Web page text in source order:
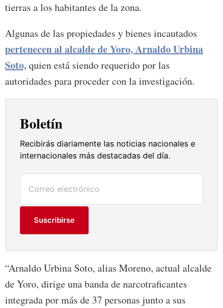
tierras a los habitantes de la zona.
Algunas de las propiedades y bienes incautados
pertenecen al alcalde de Yoro, Arnaldo Urbina
Soto,quien está siendo requerido por las
autoridades para proceder con la investigación.
Boletín
Recibirás diariamente las noticias nacionales e
internacionales más destacadas del día.
Suscribirse
“Arnaldo Urbina Soto, alias Moreno, actual alcalde
de Yoro, dirige una banda de narcotraficantes
integrada por más de 37 personas junto a sus